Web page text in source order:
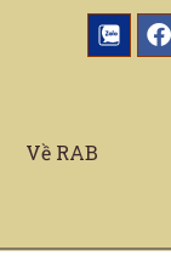
Về RAB